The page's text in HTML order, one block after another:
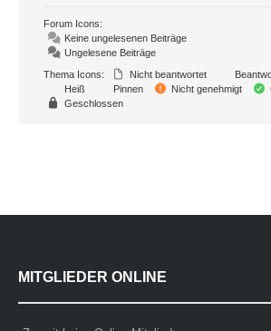
Forum Icons:
Keine ungelesenen Beiträge
Ungelesene Beiträge
Thema Icons:
Nicht beantwortet
Heiß
Pinnen Nicht genehmigt
Geschlossen
MITGLIEDER ONLINE